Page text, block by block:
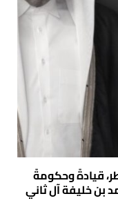
قيادةً وحكومةً
بن خليفة آل ثاني